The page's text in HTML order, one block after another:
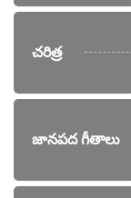
చరిత్ర
జానపద గీతాలు